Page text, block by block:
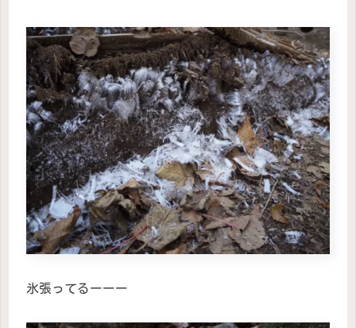
氷張ってるーーー